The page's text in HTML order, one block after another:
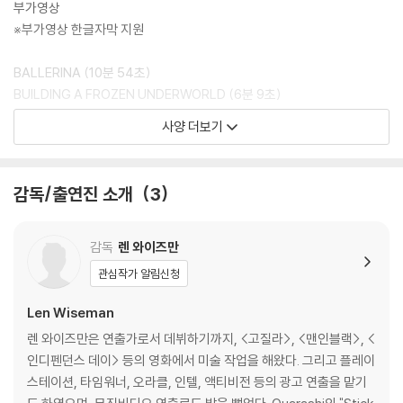
가하니 최신 소프트웨어로 업데이트된 DVD/BD 전용 기기에서 재생하실
것을 권유해 드립니다.
를 마른 천으로 닦으시거나, DVD 클리너 등 전용 제품을 이용하면 대부분
해결됩니다.
3) 일부 PC 연결형 ODD의 경우 호환 상의 문제로 정상적인 디스크도 재
생이 불가능한 경우가 있습니다. 독립형 전용 플레이어 사용을 권장드리
디스크에 미세한 잔 흠집이 남아있거나 인쇄 면이 깨끗하지 않은 경우가
있으며, 상품의 불량이 아닙니다. 단, 재생에 이상이 있는 경우에는 불량으
로 인한 반품/교환이 가능합니다.
※ 교환/반품 안내
1) 불량으로 인한 교환/반품 요청 시에는 불량 확인을 위해 개봉 시의 동영
상을 요청할 수 있으며, 동영상이 없는 경우 교환/반품이 제한될 수 있습니
부가영상
※부가영상 한글자막 지원
BALLERINA (10분 54초)
BUILDING A FROZEN UNDERWORLD (6분 9초)
THE ART OF ACTION (11분 9초)
FIGHT LIKE A GIRL (3분 49초)
DELETED & EXTENDED SCENES (29분 49초)
사양 더보기
감독/출연진 소개 3
감독 렌 와이즈만
관심작가 알림신청
Len Wiseman
렌 와이즈만은 연출가로서 데뷔하기까지, <고질라>, <맨인블랙>, <
인디펜던스 데이> 등의 영화에서 미술 작업을 해왔다. 그리고 플레이
스테이션, 타임워너, 오라클, 인텔, 액티비전 등의 광고 연출을 맡기